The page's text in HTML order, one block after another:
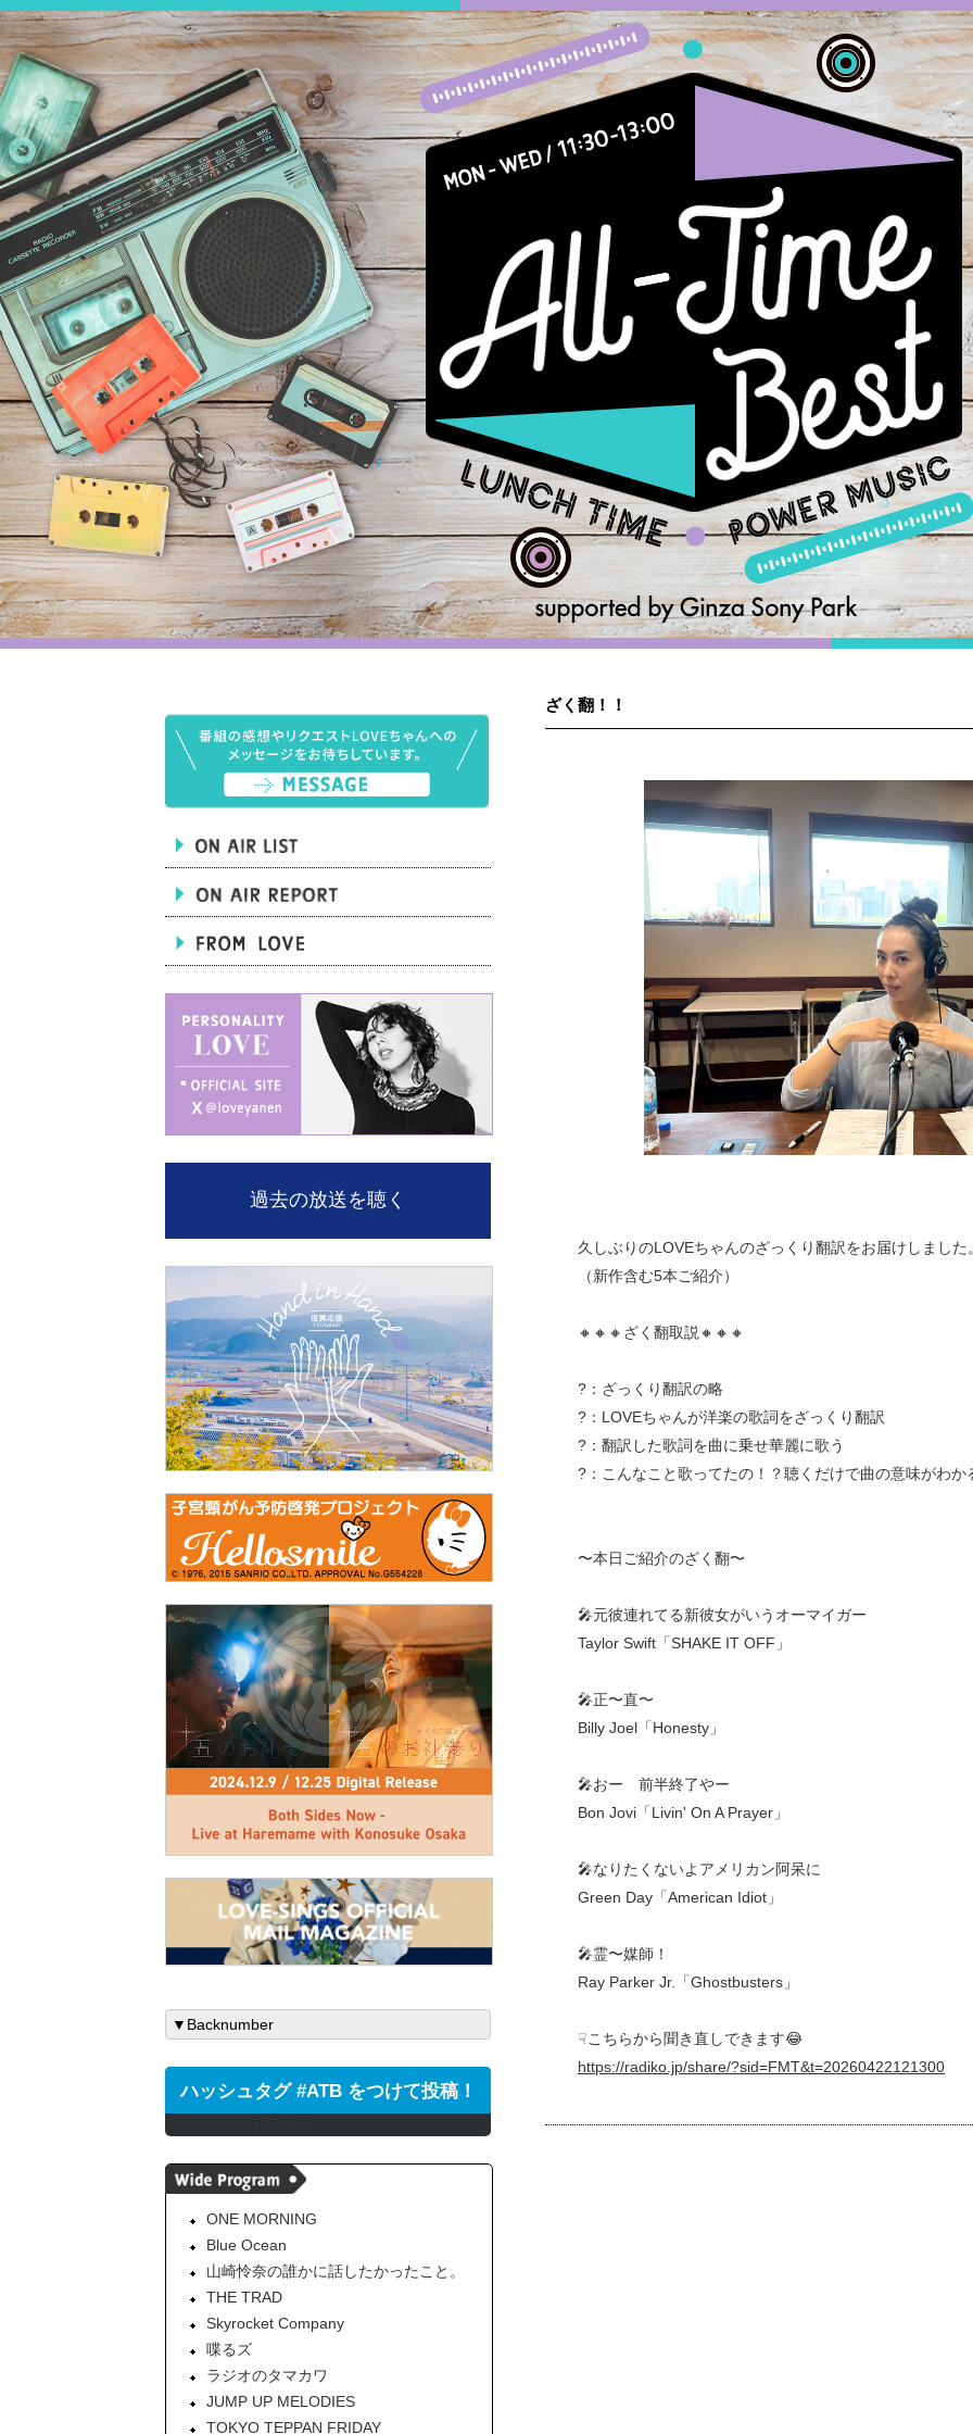
過去の放送を聴く
ハッシュタグ #ATB をつけて投稿！
ONE MORNING
Blue Ocean
山崎怜奈の誰かに話したかったこと。
THE TRAD
Skyrocket Company
喋るズ
ラジオのタマカワ
JUMP UP MELODIES
TOKYO TEPPAN FRIDAY
ざく翻！！
久しぶりのLOVEちゃんのざっくり翻訳をお届けしました
（新作含む5本ご紹介）
🔸🔸🔸ざく翻取説🔸🔸🔸
?：ざっくり翻訳の略
?：LOVEちゃんが洋楽の歌詞をざっくり翻訳
?：翻訳した歌詞を曲に乗せ華麗に歌う
?：こんなこと歌ってたの！？聴くだけで曲の意味がわか
〜本日ご紹介のざく翻〜
🎤元彼連れてる新彼女がいうオーマイガー
Taylor Swift「SHAKE IT OFF」
🎤正〜直〜
Billy Joel「Honesty」
🎤おー 前半終了やー
Bon Jovi「Livin' On A Prayer」
🎤なりたくないよアメリカン阿呆に
Green Day「American Idiot」
🎤霊〜媒師！
Ray Parker Jr.「Ghostbusters」
☟こちらから聞き直しできます😂
https://radiko.jp/share/?sid=FMT&t=20260422121300